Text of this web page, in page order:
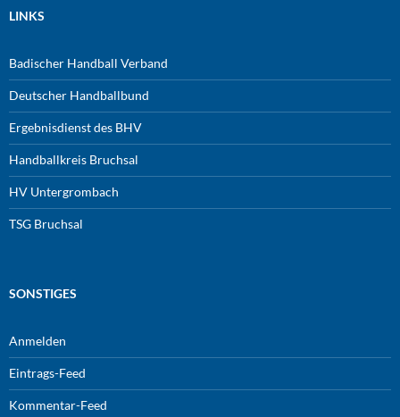
LINKS
Badischer Handball Verband
Deutscher Handballbund
Ergebnisdienst des BHV
Handballkreis Bruchsal
HV Untergrombach
TSG Bruchsal
SONSTIGES
Anmelden
Eintrags-Feed
Kommentar-Feed